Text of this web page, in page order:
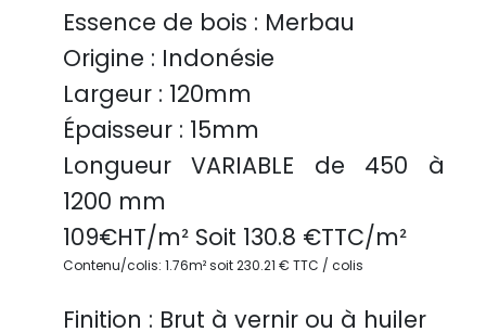
Essence de bois : Merbau
Origine : Indonésie
Largeur : 120mm
Épaisseur : 15mm
Longueur VARIABLE de 450 à
1200 mm
109€HT/m² Soit 130.8 €TTC/m²
Contenu/colis: 1.76m² soit 230.21 € TTC / colis
Finition : Brut à vernir ou à huiler